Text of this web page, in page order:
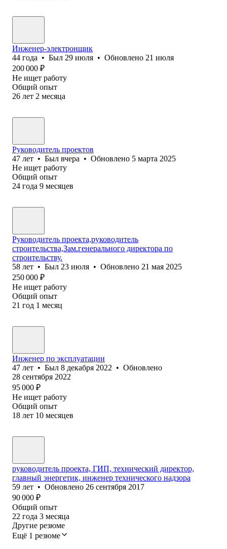
Инженер-электронщик
44 года • Был 29 июля • Обновлено 21 июля
200 000 ₽
Не ищет работу
Общий опыт
26 лет 2 месяца
Руководитель проектов
47 лет • Был вчера • Обновлено 5 марта 2025
Не ищет работу
Общий опыт
24 года 9 месяцев
Руководитель проекта,руководитель
строительства,Зам.генерального директора по
строительству.
58 лет • Был 23 июля • Обновлено 21 мая 2025
250 000 ₽
Не ищет работу
Общий опыт
21 год 1 месяц
Инженер по эксплуатации
47 лет • Был 8 декабря 2022 • Обновлено
28 сентября 2022
95 000 ₽
Не ищет работу
Общий опыт
18 лет 10 месяцев
руководитель проекта, ГИП, технический директор,
главный энергетик, инженер технического надзора
59 лет • Обновлено 26 сентября 2017
90 000 ₽
Общий опыт
22 года 3 месяца
Другие резюме
Ещё 1 резюме